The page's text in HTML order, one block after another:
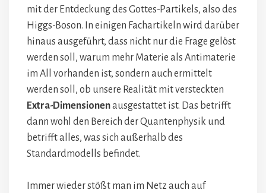
mit der Entdeckung des Gottes-Partikels, also des
Higgs-Boson. In einigen Fachartikeln wird darüber
hinaus ausgeführt, dass nicht nur die Frage gelöst
werden soll, warum mehr Materie als Antimaterie
im All vorhanden ist, sondern auch ermittelt
werden soll, ob unsere Realität mit versteckten
Extra-Dimensionenausgestattet ist. Das betrifft
dann wohl den Bereich der Quantenphysik und
betrifft alles, was sich außerhalb des
Standardmodells befindet.
Immer wieder stößt man im Netz auch auf